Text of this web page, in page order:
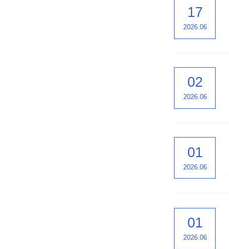
17
2026.06
02
2026.06
01
2026.06
01
2026.06